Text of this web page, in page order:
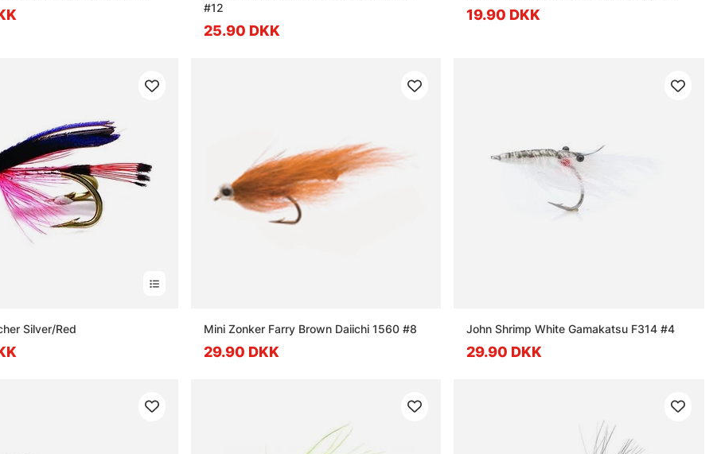
#12
25.90 DKK
19.90 DKK
Silver/Red Mini Zonker Farry Brown Daiichi 1560 #8
29.90 DKK
John Shrimp White Gamakatsu F314 #4
29.90 DKK